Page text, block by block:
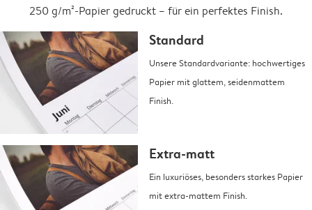
250 g/m²-Papier gedruckt – für ein perfektes Finish.
Standard
Unsere Standardvariante: hochwertiges
Papier mit glattem, seidenmattem
Finish.
Extra-matt
Ein luxuriöses, besonders starkes Papier
mit extra-mattem Finish.